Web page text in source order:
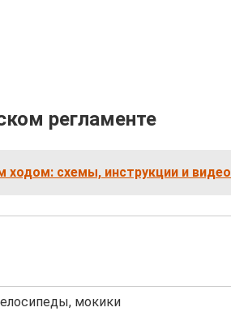
регламенте
ходом: схемы, инструкции и видео
мокики